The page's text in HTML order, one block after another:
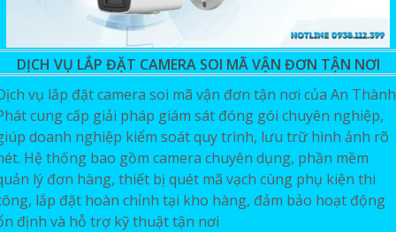
DỊCH VỤ LẮP ĐẶT CAMERA SOI MÃ VẬN ĐƠN TẬN NƠI
vụ lắp đặt camera soi mã vận đơn tận nơi của An Thành
cung cấp giải pháp giám sát đóng gói chuyên nghiệp,
doanh nghiệp kiểm soát quy trình, lưu trữ hình ảnh rõ
Hệ thống bao gồm camera chuyên dụng, phần mềm
lý đơn hàng, thiết bị quét mã vạch cùng phụ kiện thi
lắp đặt hoàn chỉnh tại kho hàng, đảm bảo hoạt động
định và hỗ trợ kỹ thuật tận nơi